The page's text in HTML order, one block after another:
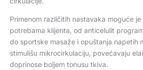
Primenom različitih nastavaka moguće
potrebama klijenta, od anticelulit
do sportske masaže i opuštanja napetih
stimulišu mikrocirkulaciju, povećavaju
doprinose boljem tonusu tkiva.